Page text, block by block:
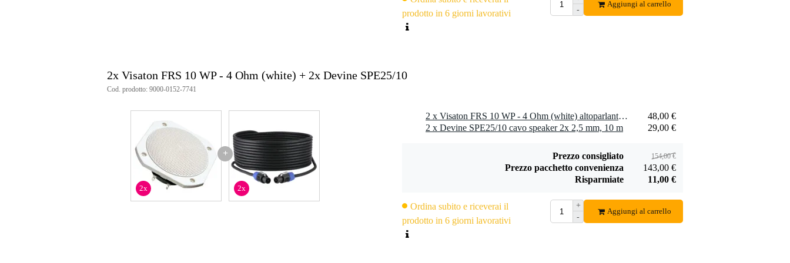
prodotto in 6 giorni lavorativi
-
Aggiungi al carrello
2x Visaton FRS 10 WP - 4 Ohm (white) + 2x Devine SPE25/10
Cod. prodotto: 9000-0152-7741
+
2x 2x
2 x Visaton FRS 10 WP - 4 Ohm (white) altoparlante compatto e resistente alle intemperie
48,00 €
2 x Devine SPE25/10 cavo speaker 2x 2,5 mm, 10 m
29,00 €
Prezzo consigliato 154,00 €
Prezzo pacchetto convenienza
143,00 €
Risparmiate
11,00 €
Ordina subito e riceverai il
prodotto in 6 giorni lavorativi
+
-
Aggiungi al carrello